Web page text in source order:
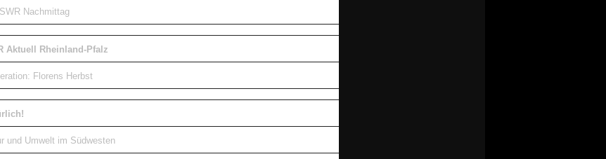
Nachmittag
Aktuell Rheinland-Pfalz
Florens Herbst
und Umwelt im Südwesten